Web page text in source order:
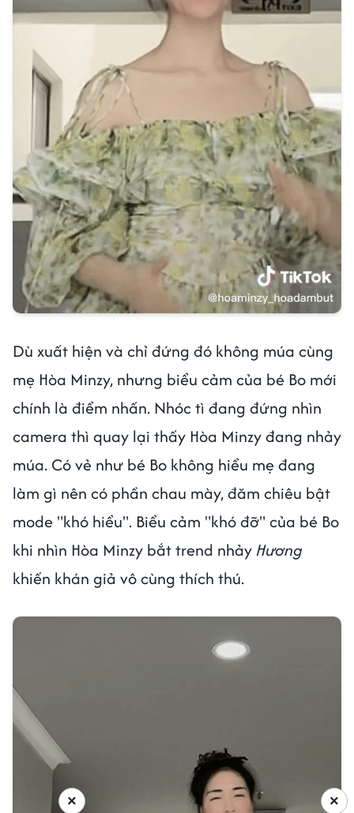
Dù xuất hiện và chỉ đứng đó không múa cùng
mẹ Hòa Minzy, nhưng biểu cảm của bé Bo mới
chính là điểm nhấn. Nhóc tì đang đứng nhìn
camera thì quay lại thấy Hòa Minzy đang nhảy
múa. Có vẻ như bé Bo không hiểu mẹ đang
làm gì nên có phần chau mày, đăm chiêu bật
mode "khó hiểu". Biểu cảm "khó đỡ" của bé Bo
khi nhìn Hòa Minzy bắt trend nhảy Hương
khiến khán giả vô cùng thích thú.
×
×